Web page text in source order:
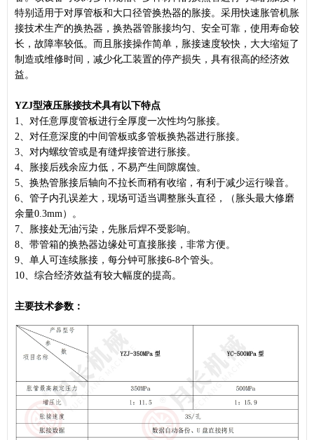
特别适用于对厚管板和大口径管换热器的胀接。采用快速胀管机胀
接技术生产的换热器，换热器管胀接均匀、安全可靠，使用寿命较
长，故障率较低。而且胀接操作简单，胀接速度较快，大大缩短了
制造或维修时间，减少化工装置的停产损失，具有很高的经济效
益。
YZJ型液压胀接技术具有以下特点
1、对任意厚度管板进行全厚度一次性均匀胀接。
2、对任意深度的中间管板或多管板换热器进行胀接。
3、对内螺纹管或是有缝焊接管进行胀接。
4、胀接后残余应力低，不易产生间隙腐蚀。
5、换热管胀接后轴向不拉长而稍有收缩，有利于减少运行噪音。
6、管子内孔误差大，现场可适当调整胀头直径，（胀头最大修磨
余量0.3mm）。
7、胀接处无油污染，先胀后焊不受影响。
8、带管箱的换热器边缘处可直接胀接，非常方便。
9、单人可连续胀接，每分钟可胀接6-8个管头。
10、综合经济效益有较大幅度的提高。
主要技术参数：